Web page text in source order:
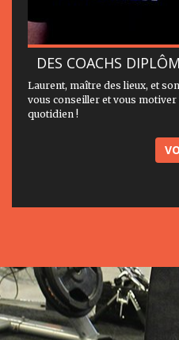
DES COACHS
Laurent, maître des lieux, et
vous conseiller et vous
quotidien !